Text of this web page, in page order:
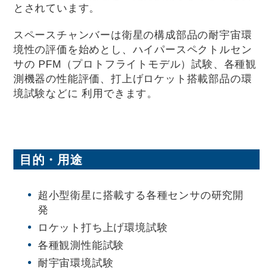
とされています。
スペースチャンバーは衛星の構成部品の耐宇宙環
境性の評価を始めとし、ハイパースペクトルセン
サの PFM（プロトフライトモデル）試験、各種観
測機器の性能評価、打上げロケット搭載部品の環
境試験などに 利用できます。
目的・用途
超小型衛星に搭載する各種センサの研究開
発
ロケット打ち上げ環境試験
各種観測性能試験
耐宇宙環境試験